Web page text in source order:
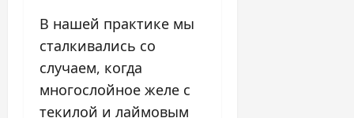
В нашей практике мы
сталкивались со
случаем, когда
многослойное желе с
текилой и лаймовым